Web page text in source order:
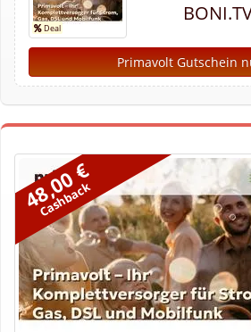
Primavolt Gutschein
48,00 €
Cashback